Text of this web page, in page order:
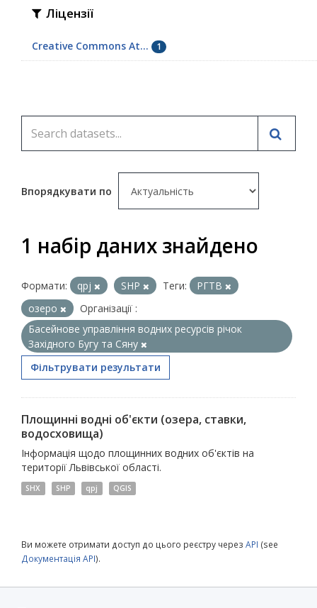
Ліцензії
Creative Commons At... 1
Впорядкувати по
1 набір даних знайдено
Формати: qpj SHP Теги:
РГТВ
озеро
Організації :
Басейнове управління водних ресурсів річок
Західного Бугу та Сяну
Фільтрувати результати
Площинні водні об'єкти (озера, ставки,
водосховища)
Інформація щодо площинних водних об'єктів на
території Львівської області.
SHX SHP qpj QGIS
Ви можете отримати доступ до цього реєстру через API (see
Документація API).